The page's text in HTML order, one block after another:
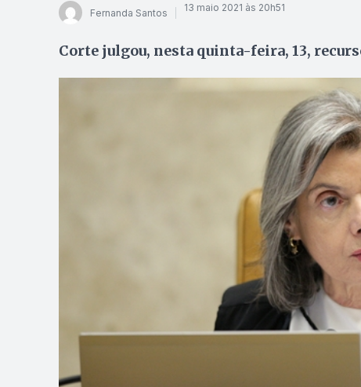
Fernanda Santos 13 maio 2021 às 20h51
Corte julgou, nesta quinta-feira, 13,